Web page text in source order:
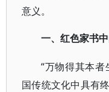
意义。
一、红色家书
“万物得其本者
国传统文化中具有